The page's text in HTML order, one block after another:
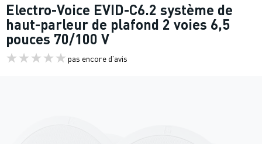
Electro-Voice EVID-C6.2 système de
haut-parleur de plafond 2 voies 6,5
pouces 70/100 V
pas encore d'avis